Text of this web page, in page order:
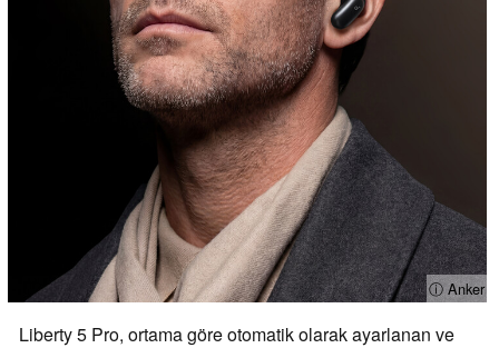
ⓘ Anker
Liberty 5 Pro, ortama göre otomatik olarak ayarlanan ve